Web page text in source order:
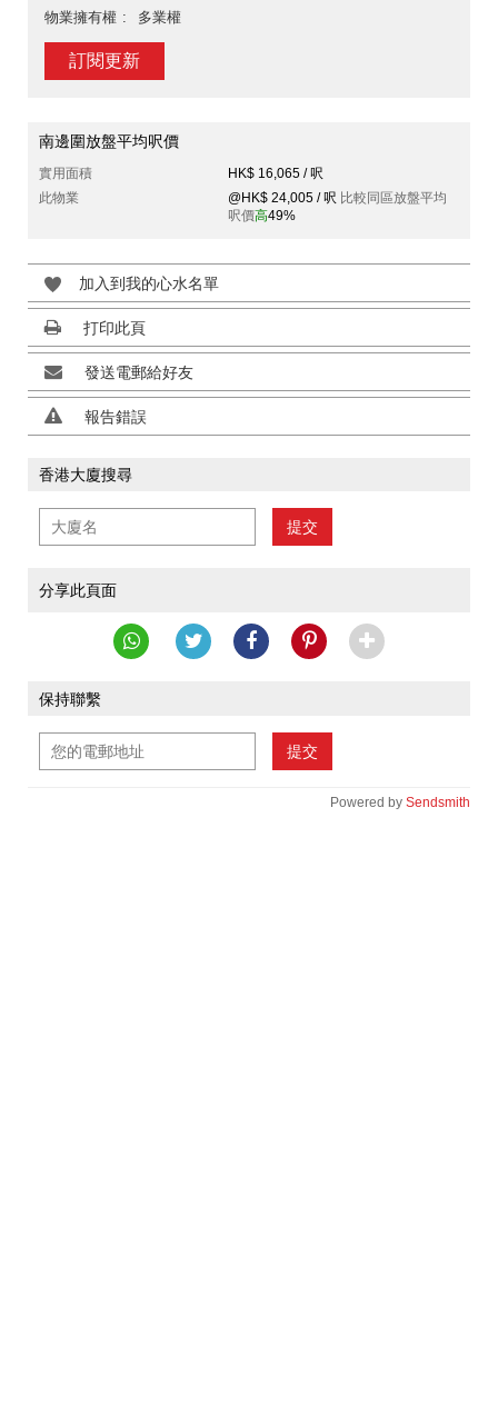
物業擁有權
多業權
訂閱更新
南邊圍放盤平均呎價
實用面積
HK$ 16,065 / 呎
此物業
@HK$ 24,005 / 呎 比較同區放盤平均
呎價高49%
加入到我的心水名單
打印此頁
發送電郵給好友
報告錯誤
香港大廈搜尋
提交
分享此頁面
保持聯繫
提交
Powered by Sendsmith